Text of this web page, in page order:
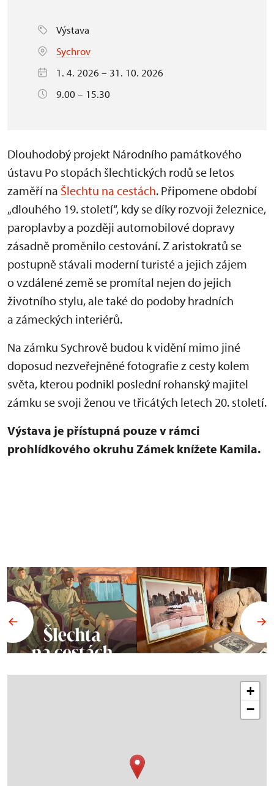
Výstava
Sychrov
1. 4. 2026 – 31. 10. 2026
9.00 – 15.30
Dlouhodobý projekt Národního památkového
ústavu Po stopách šlechtických rodů se letos
zaměří na Šlechtu na cestách. Připomene období
„dlouhého 19. století“, kdy se díky rozvoji železnice,
paroplavby a později automobilové dopravy
zásadně proměnilo cestování. Z aristokratů se
postupně stávali moderní turisté a jejich zájem
o vzdálené země se promítal nejen do jejich
životního stylu, ale také do podoby hradních
a zámeckých interiérů.
Na zámku Sychrově budou k vidění mimo jiné
doposud nezveřejněné fotografie z cesty kolem
světa, kterou podnikl poslední rohanský majitel
zámku se svoji ženou ve třicátých letech 20. století.
Výstava je přístupná pouze v rámci
prohlídkového okruhu Zámek knížete Kamila.
+
−